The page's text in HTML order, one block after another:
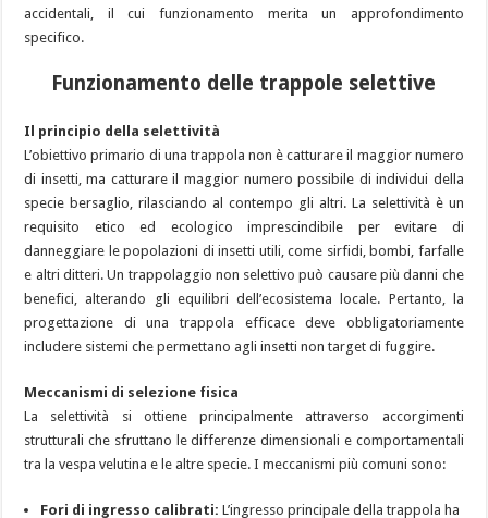
accidentali, il cui funzionamento merita un approfondimento
specifico.
Funzionamento delle trappole selettive
Il principio della selettività
L’obiettivo primario di una trappola non è catturare il maggior numero
di insetti, ma catturare il maggior numero possibile di individui della
specie bersaglio, rilasciando al contempo gli altri. La selettività è un
requisito etico ed ecologico imprescindibile per evitare di
danneggiare le popolazioni di insetti utili, come sirfidi, bombi, farfalle
e altri ditteri. Un trappolaggio non selettivo può causare più danni che
benefici, alterando gli equilibri dell’ecosistema locale. Pertanto, la
progettazione di una trappola efficace deve obbligatoriamente
includere sistemi che permettano agli insetti non target di fuggire.
Meccanismi di selezione fisica
La selettività si ottiene principalmente attraverso accorgimenti
strutturali che sfruttano le differenze dimensionali e comportamentali
tra la vespa velutina e le altre specie. I meccanismi più comuni sono:
Fori di ingresso calibrati: L’ingresso principale della trappola ha